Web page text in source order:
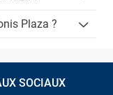
Plaza ?
SOCIAUX